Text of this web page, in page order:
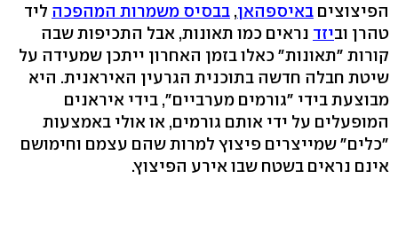
הפיצוצים באיספהאן, בבסיס משמרות המהפכה ליד
טהרן וביזד נראים כמו תאונות, אבל התכיפות שבה
קורות "תאונות" כאלו בזמן האחרון ייתכן שמעידה על
שיטת חבלה חדשה בתוכנית הגרעין האיראנית. היא
מבוצעת בידי "גורמים מערביים", בידי איראנים
המופעלים על ידי אותם גורמים, או אולי באמצעות
"כלים" שמייצרים פיצוץ למרות שהם עצמם וחימושם
אינם נראים בשטח שבו אירע הפיצוץ.